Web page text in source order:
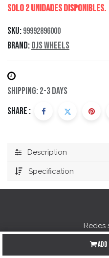
Solo 2 Unidades disponibles.
SKU:99992896000
Brand:Ojs Wheels
Shipping: 2-3 Days
Share :
Description
Specification
Redes